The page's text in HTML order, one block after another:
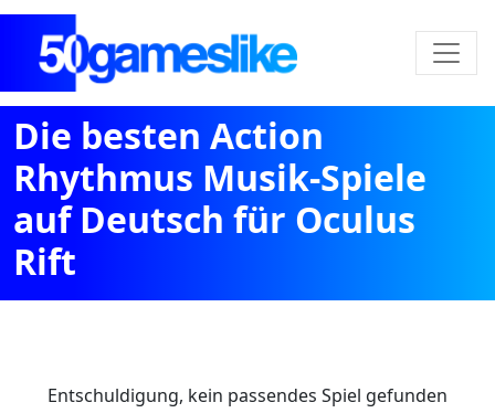
Die besten Action
Rhythmus Musik-Spiele
auf Deutsch für Oculus
Rift
Entschuldigung, kein passendes Spiel gefunden